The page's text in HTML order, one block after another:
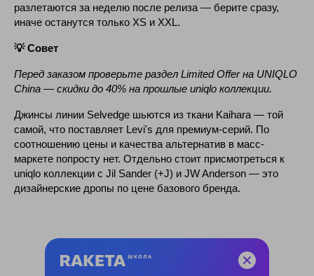
разлетаются за неделю после релиза — берите сразу,
иначе останутся только XS и XXL.
💡 Совет
Перед заказом проверьте раздел Limited Offer на UNIQLO
China — скидки до 40% на прошлые uniqlo коллекции.
Джинсы линии Selvedge шьются из ткани Kaihara — той
самой, что поставляет Levi's для премиум-серий. По
соотношению цены и качества альтернатив в масс-
маркете попросту нет. Отдельно стоит присмотреться к
uniqlo коллекции с Jil Sander (+J) и JW Anderson — это
дизайнерские дропы по цене базового бренда.